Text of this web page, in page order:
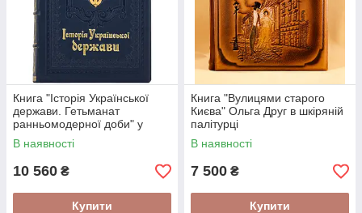
Книга "Історія Української
держави. Гетьманат
ранньомодерної доби" у
шкіряній палітурці
В наявності
10 560 ₴
Купити
Книга "Вулицями старого
Києва" Ольга Друг в шкіряній
палітурці
В наявності
7 500 ₴
Купити